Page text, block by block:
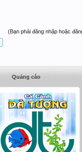
(Bạn phải đăng nhập hoặc
Quảng cáo